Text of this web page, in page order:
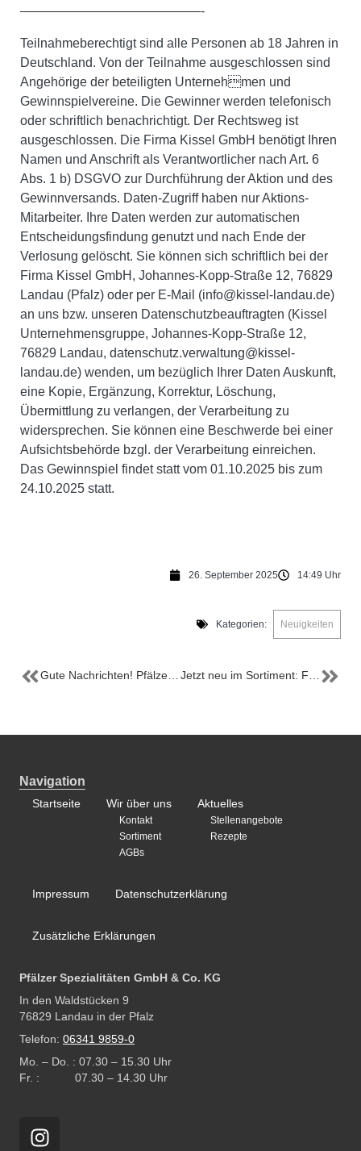
——————————————-
Teilnahmeberechtigt sind alle Personen ab 18 Jahren in
Deutschland. Von der Teilnahme ausgeschlossen sind
Angehörige der beteiligten Unternehmen und
Gewinnspielvereine. Die Gewinner werden telefonisch
oder schriftlich benachrichtigt. Der Rechtsweg ist
ausgeschlossen. Die Firma Kissel GmbH benötigt Ihren
Namen und Anschrift als Verantwortlicher nach Art. 6
Abs. 1 b) DSGVO zur Durchführung der Aktion und des
Gewinnversands. Daten-Zugriff haben nur Aktions-
Mitarbeiter. Ihre Daten werden zur automatischen
Entscheidungsfindung genutzt und nach Ende der
Verlosung gelöscht. Sie können sich schriftlich bei der
Firma Kissel GmbH, Johannes-Kopp-Straße 12, 76829
Landau (Pfalz) oder per E-Mail (info@kissel-landau.de)
an uns bzw. unseren Datenschutzbeauftragten (Kissel
Unternehmensgruppe, Johannes-Kopp-Straße 12,
76829 Landau, datenschutz.verwaltung@kissel-
landau.de) wenden, um bezüglich Ihrer Daten Auskunft,
eine Kopie, Ergänzung, Korrektur, Löschung,
Übermittlung zu verlangen, der Verarbeitung zu
widersprechen. Sie können eine Beschwerde bei einer
Aufsichtsbehörde bzgl. der Verarbeitung einreichen.
Das Gewinnspiel findet statt vom 01.10.2025 bis zum
24.10.2025 statt.
26. September 2025 14:49 Uhr
Kategorien: Neuigkeiten
Gute Nachrichten! Pfälzer Spezialitäten gibt es dieses Jahr auch zum Landauer Fest des Federweißen vom 16. bis 19. Oktober 2025 Jetzt neu im Sortiment: FCK Vollkonserven stilecht im 1. FCK-Look!
Navigation
Startseite Wir über uns
Kontakt
Sortiment
AGBs
Aktuelles
Stellenangebote
Rezepte
Impressum Datenschutzerklärung
Zusätzliche Erklärungen
Pfälzer Spezialitäten GmbH & Co. KG
In den Waldstücken 9
76829 Landau in der Pfalz
Telefon: 06341 9859-0
Mo. – Do. : 07.30 – 15.30 Uhr
Fr. : 07.30 – 14.30 Uhr